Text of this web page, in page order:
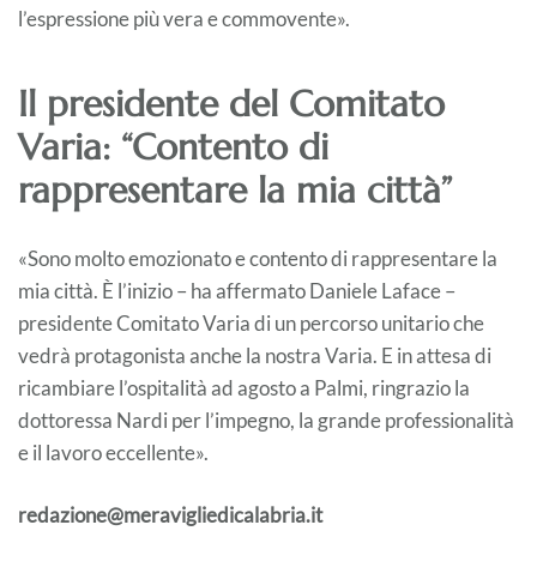
l’espressione più vera e commovente».
Il presidente del Comitato
Varia: “Contento di
rappresentare la mia città”
«Sono molto emozionato e contento di rappresentare la
mia città. È l’inizio – ha affermato Daniele Laface –
presidente Comitato Varia di un percorso unitario che
vedrà protagonista anche la nostra Varia. E in attesa di
ricambiare l’ospitalità ad agosto a Palmi, ringrazio la
dottoressa Nardi per l’impegno, la grande professionalità
e il lavoro eccellente».
redazione@meravigliedicalabria.it